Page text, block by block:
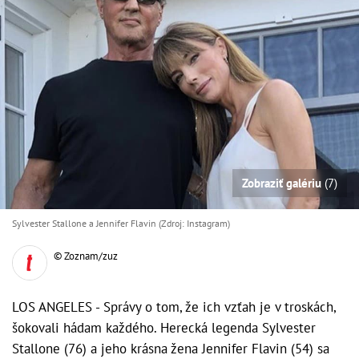
Zobraziť galériu (7)
Sylvester Stallone a Jennifer Flavin (Zdroj: Instagram)
© Zoznam/zuz
LOS ANGELES - Správy o tom, že ich vzťah je v troskách,
šokovali hádam každého. Herecká legenda Sylvester
Stallone (76) a jeho krásna žena Jennifer Flavin (54) sa